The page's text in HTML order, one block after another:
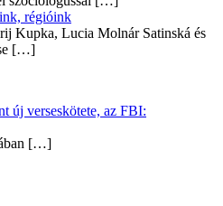
régióink
Kupka, Lucia Molnár Satinská és
[…]
új verseskötete, az FBI:
[…]